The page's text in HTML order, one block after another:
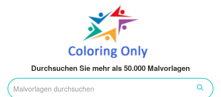
Durchsuchen Sie mehr als 50.000 Malvorlagen